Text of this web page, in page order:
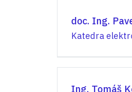
doc. Ing.
Katedra
Ing. Tomáš